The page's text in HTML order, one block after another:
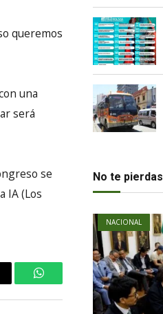
queremos
una
será
se
IA (Los
WhatsApp
No te pierdas
NACIONAL